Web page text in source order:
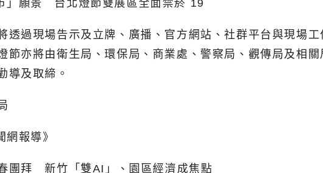
透過現場告示及立牌、廣播、官方網站、社群平台與現場
節亦將由衛生局、環保局、商業處、警察局、觀傳局及相
導及取締。
網報導》
團拜 新竹「雙AI」、園區經濟成焦點